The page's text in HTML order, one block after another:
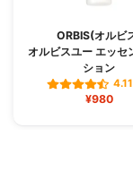
ORBIS(オルビ
オルビスユー エッセ
ション
4.11
¥980